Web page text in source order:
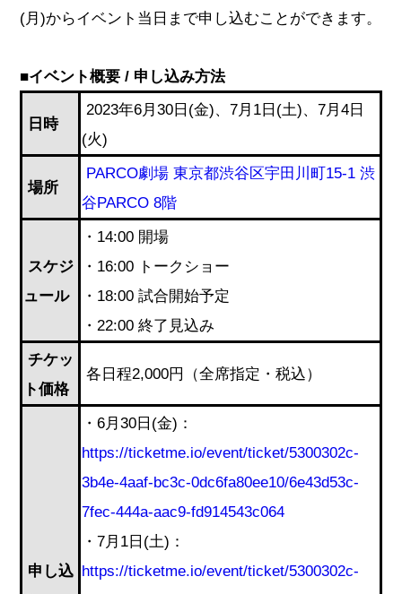
(月)からイベント当日まで申し込むことができます。
■イベント概要 / 申し込み方法
日時
2023年6月30日(金)、7月1日(土)、7月4日
(火)
場所
PARCO劇場 東京都渋谷区宇田川町15-1 渋
谷PARCO 8階
スケジ
ュール
・14:00 開場
・16:00 トークショー
・18:00 試合開始予定
・22:00 終了見込み
チケッ
ト価格
各日程2,000円（全席指定・税込）
申し込
・6月30日(金)：
https://ticketme.io/event/ticket/5300302c-
3b4e-4aaf-bc3c-0dc6fa80ee10/6e43d53c-
7fec-444a-aac9-fd914543c064
・7月1日(土)：
https://ticketme.io/event/ticket/5300302c-